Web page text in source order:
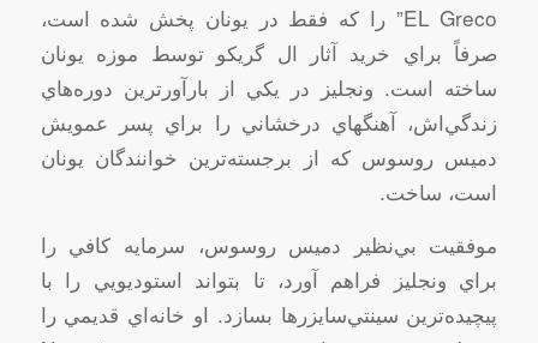
EL Greco” را كه‌ فقط‌ در يونان‌ پخش‌ شده‌ است‌،
صرفاً براي‌ خريد آثار ال‌ گريكو توسط‌ موزه‌ يونان‌
ساخته‌ است‌. ونجليز در يكي‌ از بارآورترين‌ دوره‌هاي‌
زندگي‌اش‌، آهنگهاي‌ درخشاني‌ را براي‌ پسر عمويش‌
دميس‌ روسوس‌ كه‌ از برجسته‌ترين‌ خوانندگان‌ يونان‌
است‌، ساخت‌.
موفقيت‌ بي‌نظير دميس‌ روسوس‌، سرمايه‌ كافي‌ را
براي‌ ونجليز فراهم‌ آورد، تا بتواند استوديويي‌ را با
پيچيده‌ترين‌ سينتي‌سايزرها بسازد. او خانه‌اي‌ قديمي‌ را